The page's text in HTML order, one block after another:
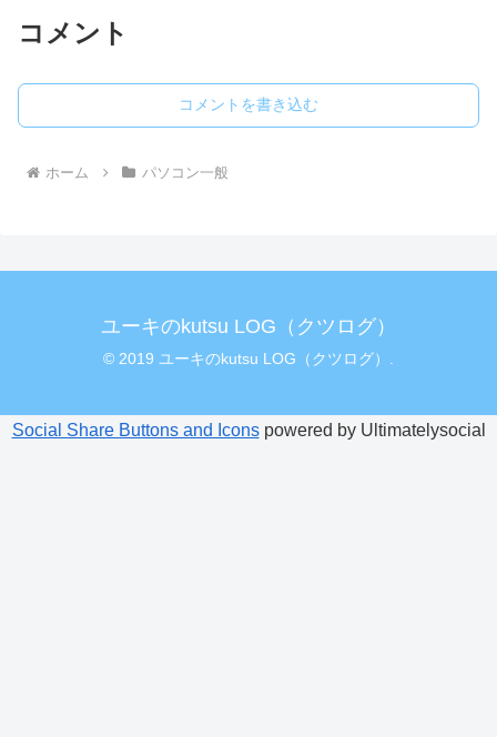
コメント
コメントを書き込む
ホーム パソコン一般
ユーキのkutsu LOG（クツログ）
© 2019 ユーキのkutsu LOG（クツログ）.
Social Share Buttons and Iconspowered by Ultimatelysocial